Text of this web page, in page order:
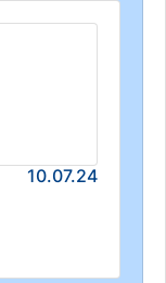
10.07.24